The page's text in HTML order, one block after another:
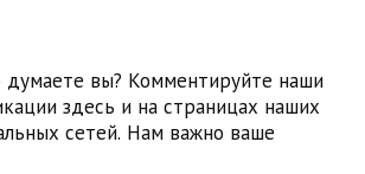
думаете вы? Комментируйте наши
здесь и на страницах наших
сетей. Нам важно ваше